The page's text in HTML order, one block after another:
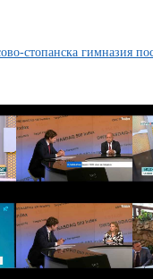
стопанска гимназия